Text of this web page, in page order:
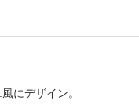
にデザイン。